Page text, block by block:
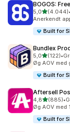
BOGOS:
5,0ud af 5
(4.044)
4044 •
Anerkendt
Built for
Bundlex
5,0ud af 5
(122)
122 •
Øg AOV med
Built for
Aftersell
4,8ud af 5
(885)
885 •
Øg AOV med
Built for